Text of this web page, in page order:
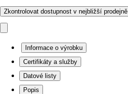
Zkontrolovat dostupnost v nejbližší prodejně
Informace o výrobku
Certifikáty a služby
Datové listy
Popis